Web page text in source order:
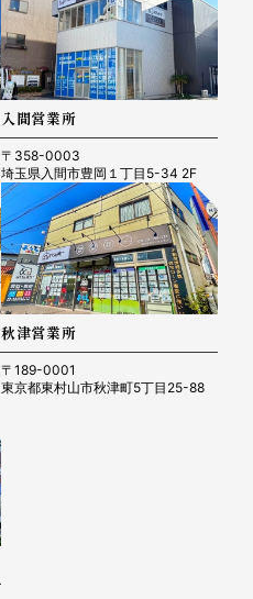
入間営業所
〒358-0003
埼玉県入間市豊岡１丁目5-34 2F
秋津営業所
〒189-0001
東京都東村山市秋津町5丁目25-88